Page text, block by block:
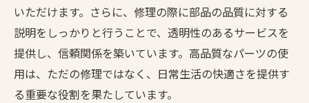
いただけます。さらに、修理の際に部品の品質に対する
説明をしっかりと行うことで、透明性のあるサービスを
提供し、信頼関係を築いています。高品質なパーツの使
用は、ただの修理ではなく、日常生活の快適さを提供す
る重要な役割を果たしています。